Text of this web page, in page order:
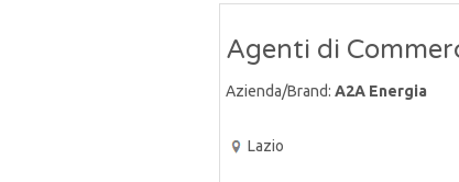
Agenti di
Azienda/Brand: A2A Energia
Lazio